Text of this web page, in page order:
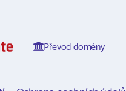
Převod domény